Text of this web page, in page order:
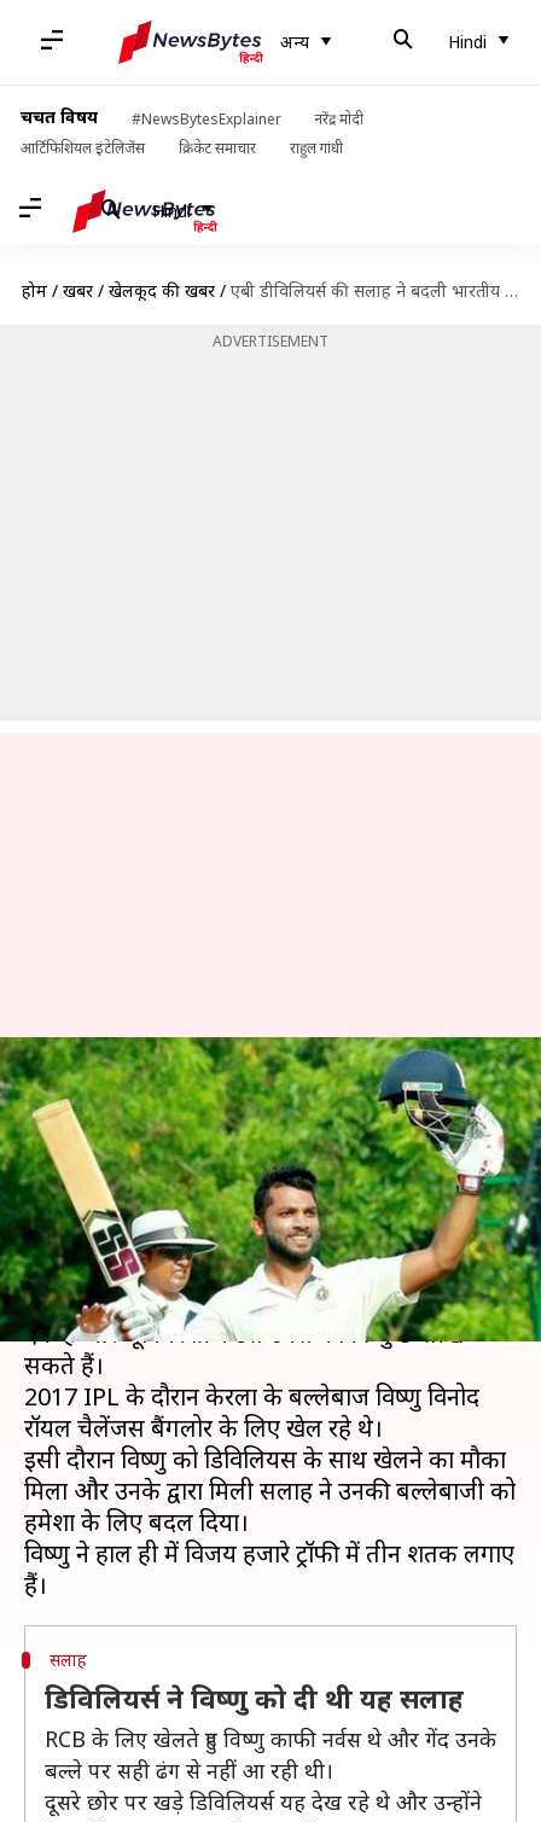
अन्य Hindi
चर्चित विषय #NewsBytesExplainer
नरेंद्र मोदी
आर्टिफिशियल इंटेलिजेंस
क्रिकेट समाचार राहुल गांधी
Hindi
होम / खबरें / खेलकूद की खबरें / एबी डीविलियर्स की सलाह ने बदली भारतीय क्रिकेटर की जिंदगी, बना रहा लगातार ढेर सारे रन
ADVERTISEMENT
एबी डीविलियर्स की सलाह ने बदली
भारतीय क्रिकेटर की जिंदगी, बना रहा
लगातार ढेर सारे रन
लेखन Neeraj Pandey Oct 24, 2019 07:47 pm
क्या है खबर?
एबी डिविलियर्स विश्व क्रिकेट के महान बल्लेबाजों में से
एक हैं और जूनियर क्रिकेटर्स उनसे काफी-कुछ सीख
सकते हैं।
2017 IPL के दौरान केरला के बल्लेबाज विष्णु विनोद
रॉयल चैलेंजर्स बैंगलोर के लिए खेल रहे थे।
इसी दौरान विष्णु को डिविलियर्स के साथ खेलने का मौका
मिला और उनके द्वारा मिली सलाह ने उनकी बल्लेबाजी को
हमेशा के लिए बदल दिया।
विष्णु ने हाल ही में विजय हजारे ट्रॉफी में तीन शतक लगाए
सलाह
डिविलियर्स ने विष्णु को दी थी यह सलाह
RCB के लिए खेलते हुए विष्णु काफी नर्वस थे और गेंद उनके
बल्ले पर सही ढंग से नहीं आ रही थी।
दूसरे छोर पर खड़े डिविलियर्स यह देख रहे थे और उन्होंने